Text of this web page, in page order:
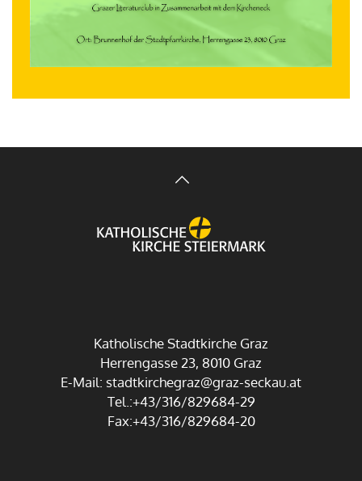
Katholische Stadtkirche Graz
Herrengasse 23, 8010 Graz
E-Mail: stadtkirchegraz@graz-seckau.at
Tel.:+43/316/829684-29
Fax:+43/316/829684-20